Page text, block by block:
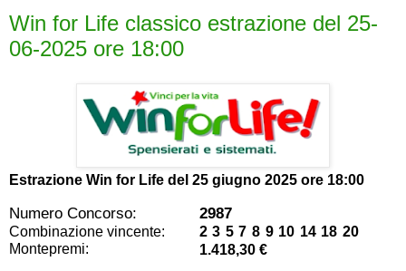
Win for Life classico estrazione del 25-
06-2025 ore 18:00
Estrazione Win for Life del 25 giugno 2025 ore 18:00
Numero Concorso: 2987
Combinazione vincente:
2 3 5 7 8 9 10 14 18 20
Montepremi:
1.418,30 €